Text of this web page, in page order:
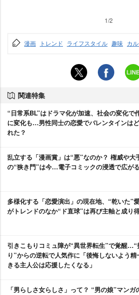
1/2
漫画 トレンド ライフスタイル 趣味 カ
関連特集
“日常系BL”はドラマ化が加速、社会の変化で
に変化も…男性同士の恋愛でバレンタインは
れた？
乱立する「漫画賞」は“悪”なのか？ 権威や大
の“狭き門”は今…電子コミックの浸透で広が
多様化する「恋愛演出」の現在地、“乾いた”
がトレンドのなか“ド直球”は再び主軸と成り
引きこもりコミュ障が“異世界転生”で覚醒…“
り”からの逆転で人気作に「後悔しないよう精
きる主人公は応援したくなる」
「男らしさ女らしさ」って？ “男の娘”マンガ